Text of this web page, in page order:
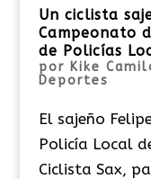
Un ciclista
Campeonato
de Policías
por Kike
Deportes
El sajeño
Policía Local
Ciclista Sax,